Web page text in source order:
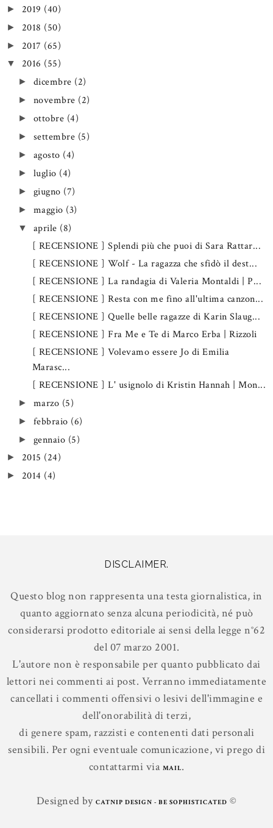
► 2019 (40)
► 2018 (50)
► 2017 (65)
▼ 2016 (55)
► dicembre (2)
► novembre (2)
► ottobre (4)
► settembre (5)
► agosto (4)
► luglio (4)
► giugno (7)
► maggio (3)
▼ aprile (8)
[ RECENSIONE ] Splendi più che puoi di Sara Rattar...
[ RECENSIONE ] Wolf - La ragazza che sfidò il dest...
[ RECENSIONE ] La randagia di Valeria Montaldi | P...
[ RECENSIONE ] Resta con me fino all'ultima canzon...
[ RECENSIONE ] Quelle belle ragazze di Karin Slaug...
[ RECENSIONE ] Fra Me e Te di Marco Erba | Rizzoli
[ RECENSIONE ] Volevamo essere Jo di Emilia
Marasc...
[ RECENSIONE ] L' usignolo di Kristin Hannah | Mon...
► marzo (5)
► febbraio (6)
► gennaio (5)
► 2015 (24)
► 2014 (4)
DISCLAIMER.
Questo blog non rappresenta una testa giornalistica, in
quanto aggiornato senza alcuna periodicità, né può
considerarsi prodotto editoriale ai sensi della legge n°62
del 07 marzo 2001.
L'autore non è responsabile per quanto pubblicato dai
lettori nei commenti ai post. Verranno immediatamente
cancellati i commenti offensivi o lesivi dell'immagine e
dell'onorabilità di terzi,
di genere spam, razzisti e contenenti dati personali
sensibili. Per ogni eventuale comunicazione, vi prego di
contattarmi via MAIL.
Designed by CATNIP DESIGN - BE SOPHISTICATED ©